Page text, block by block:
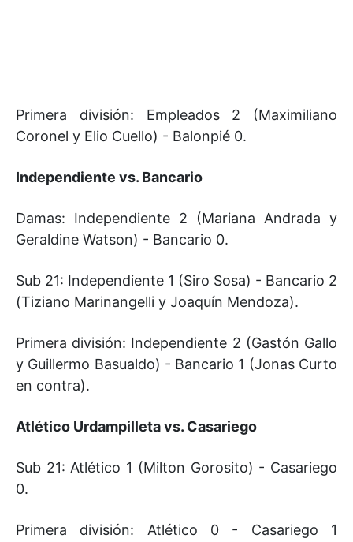
Primera división: Empleados 2 (Maximiliano
Coronel y Elio Cuello) - Balonpié 0.
Independiente vs. Bancario
Damas: Independiente 2 (Mariana Andrada y
Geraldine Watson) - Bancario 0.
Sub 21: Independiente 1 (Siro Sosa) - Bancario 2
(Tiziano Marinangelli y Joaquín Mendoza).
Primera división: Independiente 2 (Gastón Gallo
y Guillermo Basualdo) - Bancario 1 (Jonas Curto
en contra).
Atlético Urdampilleta vs. Casariego
Sub 21: Atlético 1 (Milton Gorosito) - Casariego
0.
Primera división: Atlético 0 - Casariego 1